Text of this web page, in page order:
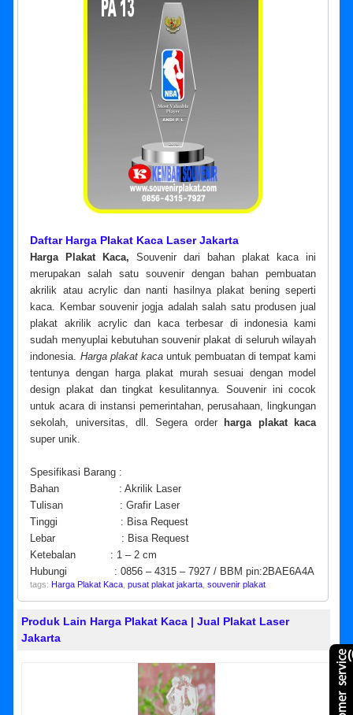
Daftar Harga Plakat Kaca Laser Jakarta
Harga Plakat Kaca,Souvenir dari bahan plakat kaca ini
merupakan salah satu souvenir dengan bahan pembuatan
akrilik atau acrylic dan nanti hasilnya plakat bening seperti
kaca. Kembar souvenir jogja adalah salah satu produsen jual
plakat akrilik acrylic dan kaca terbesar di indonesia kami
sudah menyuplai kebutuhan souvenir plakat di seluruh wilayah
indonesia. Harga plakat kacauntuk pembuatan di tempat kami
tentunya dengan harga plakat murah sesuai dengan model
design plakat dan tingkat kesulitannya. Souvenir ini cocok
untuk acara di instansi pemerintahan, perusahaan, lingkungan
sekolah, universitas, dll. Segera order
harga plakat kaca
super unik.
Spesifikasi Barang :
Bahan : Akrilik Laser
Tulisan : Grafir Laser
Tinggi : Bisa Request
Lebar : Bisa Request
Ketebalan : 1 – 2 cm
Hubungi : 0856 – 4315 – 7927 / BBM pin:2BAE6A4A
tags:Harga Plakat Kaca ,pusat plakat jakarta ,souvenir plakat
Produk Lain Harga Plakat Kaca | Jual Plakat Laser
Jakarta